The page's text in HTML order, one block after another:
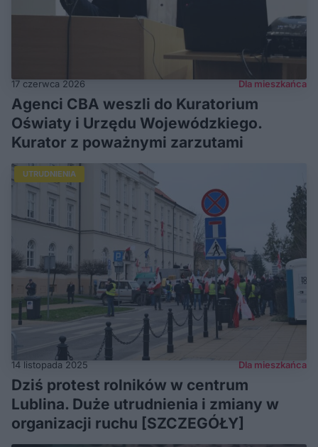
17 czerwca 2026 Dla mieszkańca
Agenci CBA weszli do Kuratorium
Oświaty i Urzędu Wojewódzkiego.
Kurator z poważnymi zarzutami
UTRUDNIENIA
14 listopada 2025 Dla mieszkańca
Dziś protest rolników w centrum
Lublina. Duże utrudnienia i zmiany w
organizacji ruchu [SZCZEGÓŁY]